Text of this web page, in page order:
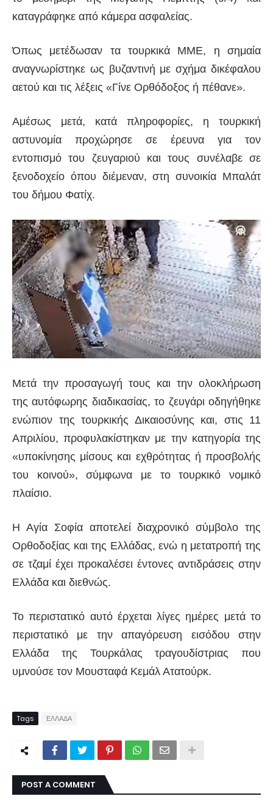
καταγράφηκε από κάμερα ασφαλείας.
Όπως μετέδωσαν τα τουρκικά ΜΜΕ, η σημαία
αναγνωρίστηκε ως βυζαντινή με σχήμα δικέφαλου
αετού και τις λέξεις «Γίνε Ορθόδοξος ή πέθανε».
Αμέσως μετά, κατά πληροφορίες, η τουρκική
αστυνομία προχώρησε σε έρευνα για τον
εντοπισμό του ζευγαριού και τους συνέλαβε σε
ξενοδοχείο όπου διέμεναν, στη συνοικία Μπαλάτ
του δήμου Φατίχ.
Μετά την προσαγωγή τους και την ολοκλήρωση
της αυτόφωρης διαδικασίας, το ζευγάρι οδηγήθηκε
ενώπιον της τουρκικής Δικαιοσύνης και, στις 11
Απριλίου, προφυλακίστηκαν με την κατηγορία της
«υποκίνησης μίσους και εχθρότητας ή προσβολής
του κοινού», σύμφωνα με το τουρκικό νομικό
πλαίσιο.
Η Αγία Σοφία αποτελεί διαχρονικό σύμβολο της
Ορθοδοξίας και της Ελλάδας, ενώ η μετατροπή της
σε τζαμί έχει προκαλέσει έντονες αντιδράσεις στην
Ελλάδα και διεθνώς.
Το περιστατικό αυτό έρχεται λίγες ημέρες μετά το
περιστατικό με την απαγόρευση εισόδου στην
Ελλάδα της Τουρκάλας τραγουδίστριας που
υμνούσε τον Μουσταφά Κεμάλ Ατατούρκ.
Tags ΕΛΛΑΔΑ
POST A COMMENT